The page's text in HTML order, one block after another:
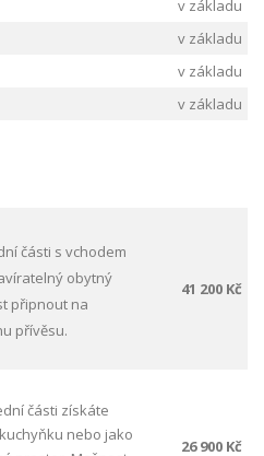
v základu
v základu
v základu
v základu
části s vchodem
obytný
připnout na
přívěsu.
41 200 Kč
části získáte
nebo jako
26 900 Kč